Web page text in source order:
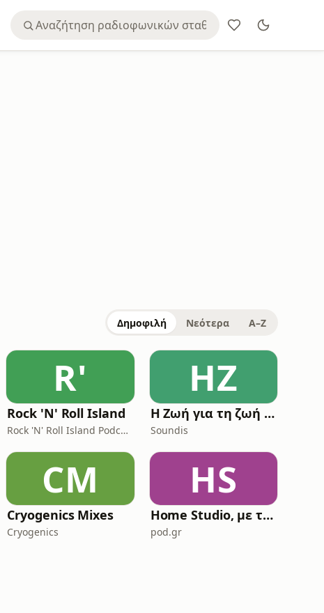
Δημοφιλή Νεότερα A–Z
R'
Rock 'N' Roll Island
Rock 'N' Roll Island Podcast
ΗΖ
Η Ζωή για τη ζωή σας
Soundis
CM
Cryogenics Mixes
Cryogenics
HS
Home Studio, με τον Δημήτρη Μπάρμπα
pod.gr